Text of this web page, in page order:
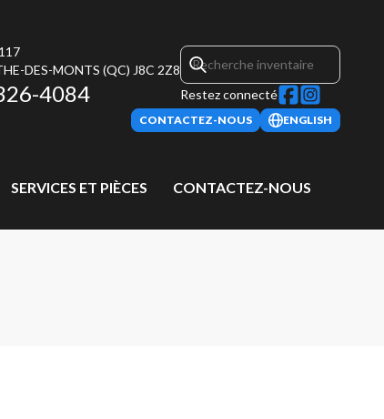
DES-MONTS (QC) J8C 2Z8
4084 Restez connecté
CONTACTEZ-NOUS ENGLISH
SERVICES ET PIÈCES CONTACTEZ-NOUS